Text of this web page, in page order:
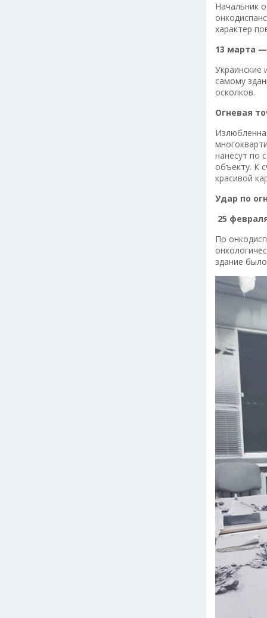
Начальник
характер
13 марта
Украинские
самому
осколков.
Огневая
нанесут по
объекту. К
красивой
Удар по
25
По
здание